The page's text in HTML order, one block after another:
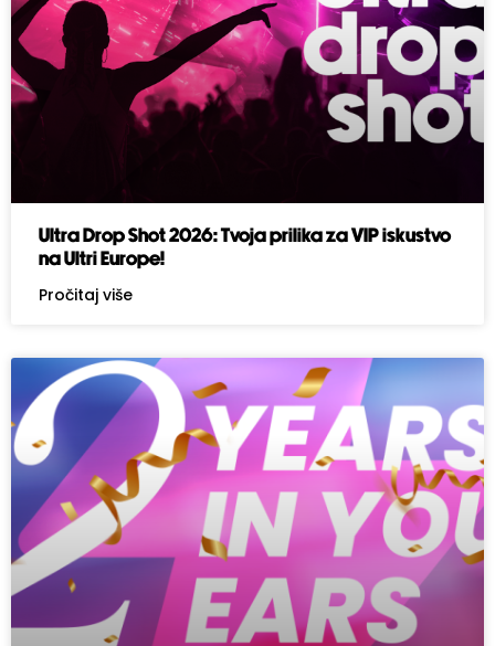
Ultra Drop Shot 2026: Tvoja prilika za VIP iskustvo
na Ultri Europe!
Pročitaj više